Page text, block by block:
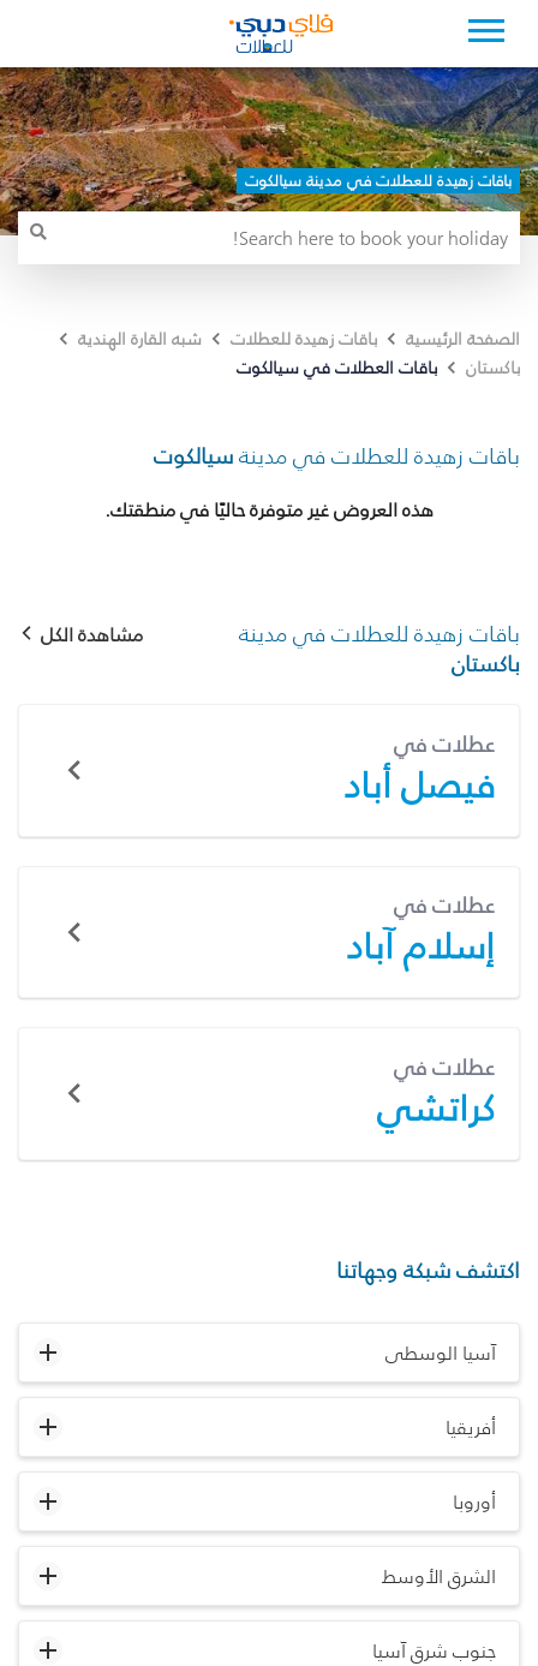
باقات زهيدة للعطلات في مدينة سيالكوت
الصفحة الرئيسية باقات زهيدة للعطلات
شبه القارة الهندية
باكستان
باقات العطلات في سيالكوت
باقات زهيدة للعطلات في مدينةسيالكوت
هذه العروض غير متوفرة حاليًا في منطقتك.
باقات زهيدة للعطلات في مدينة
باكستان
مشاهدة الكل
عطلات في
فيصل أباد
عطلات في
إسلام آباد
عطلات في
كراتشي
اكتشف شبكة وجهاتنا
آسيا الوسطى
أفريقيا
أوروبا
الشرق الأوسط
جنوب شرق آسيا